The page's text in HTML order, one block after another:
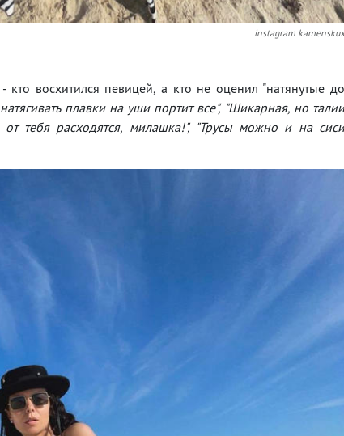
instagram kamenskux
восхитился певицей, а кто не оценил "натянутые до
плавки на уши портит все", "Шикарная, но
тебя расходятся, милашка!", "Трусы можно и на сиси